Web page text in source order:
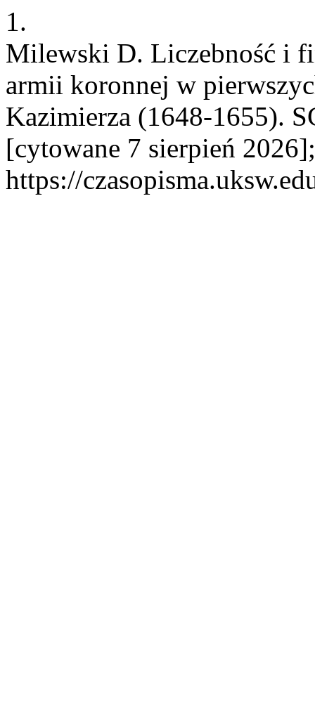
1.
Milewski D. Liczebność i
armii koronnej w
Kazimierza (1648-1655).
[cytowane 7 sierpień
https://